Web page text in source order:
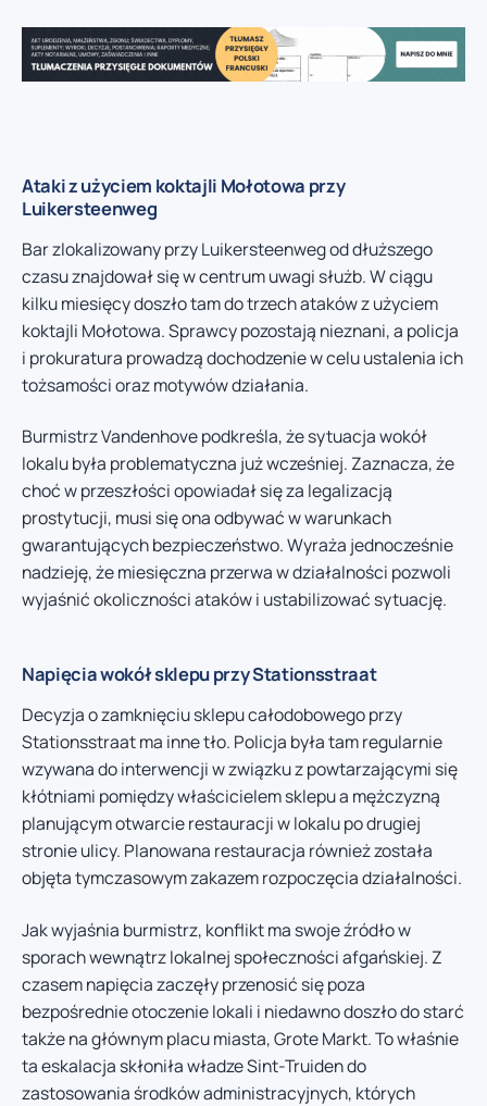
Ataki z użyciem koktajli Mołotowa przy
Luikersteenweg
Bar zlokalizowany przy Luikersteenweg od dłuższego
czasu znajdował się w centrum uwagi służb. W ciągu
kilku miesięcy doszło tam do trzech ataków z użyciem
koktajli Mołotowa. Sprawcy pozostają nieznani, a policja
i prokuratura prowadzą dochodzenie w celu ustalenia ich
tożsamości oraz motywów działania.
Burmistrz Vandenhove podkreśla, że sytuacja wokół
lokalu była problematyczna już wcześniej. Zaznacza, że
choć w przeszłości opowiadał się za legalizacją
prostytucji, musi się ona odbywać w warunkach
gwarantujących bezpieczeństwo. Wyraża jednocześnie
nadzieję, że miesięczna przerwa w działalności pozwoli
wyjaśnić okoliczności ataków i ustabilizować sytuację.
Napięcia wokół sklepu przy Stationsstraat
Decyzja o zamknięciu sklepu całodobowego przy
Stationsstraat ma inne tło. Policja była tam regularnie
wzywana do interwencji w związku z powtarzającymi się
kłótniami pomiędzy właścicielem sklepu a mężczyzną
planującym otwarcie restauracji w lokalu po drugiej
stronie ulicy. Planowana restauracja również została
objęta tymczasowym zakazem rozpoczęcia działalności.
Jak wyjaśnia burmistrz, konflikt ma swoje źródło w
sporach wewnątrz lokalnej społeczności afgańskiej. Z
czasem napięcia zaczęły przenosić się poza
bezpośrednie otoczenie lokali i niedawno doszło do starć
także na głównym placu miasta, Grote Markt. To właśnie
ta eskalacja skłoniła władze Sint-Truiden do
zastosowania środków administracyjnych, których